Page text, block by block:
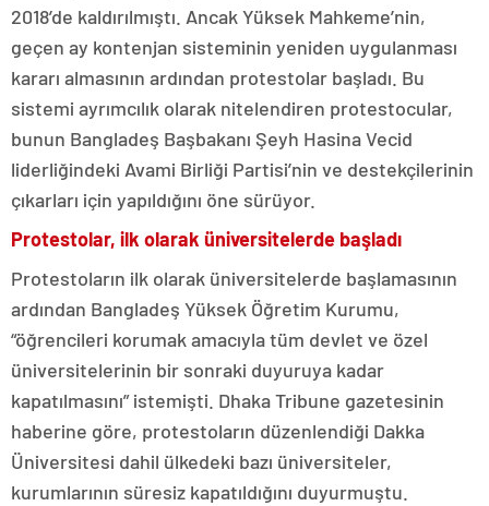
2018’de kaldırılmıştı. Ancak Yüksek Mahkeme’nin,
geçen ay kontenjan sisteminin yeniden uygulanması
kararı almasının ardından protestolar başladı. Bu
sistemi ayrımcılık olarak nitelendiren protestocular,
bunun Bangladeş Başbakanı Şeyh Hasina Vecid
liderliğindeki Avami Birliği Partisi’nin ve destekçilerinin
çıkarları için yapıldığını öne sürüyor.
Protestolar, ilk olarak üniversitelerde başladı
Protestoların ilk olarak üniversitelerde başlamasının
ardından Bangladeş Yüksek Öğretim Kurumu,
“öğrencileri korumak amacıyla tüm devlet ve özel
üniversitelerinin bir sonraki duyuruya kadar
kapatılmasını” istemişti. Dhaka Tribune gazetesinin
haberine göre, protestoların düzenlendiği Dakka
Üniversitesi dahil ülkedeki bazı üniversiteler,
kurumlarının süresiz kapatıldığını duyurmuştu.